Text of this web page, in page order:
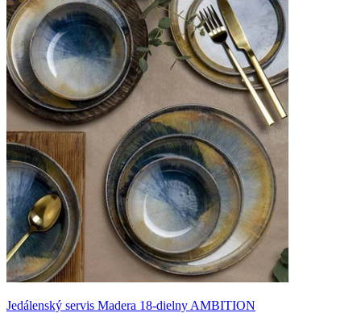
Jedálenský servis Madera 18-dielny AMBITION